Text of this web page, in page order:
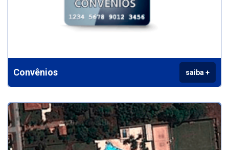
Convênios saiba +